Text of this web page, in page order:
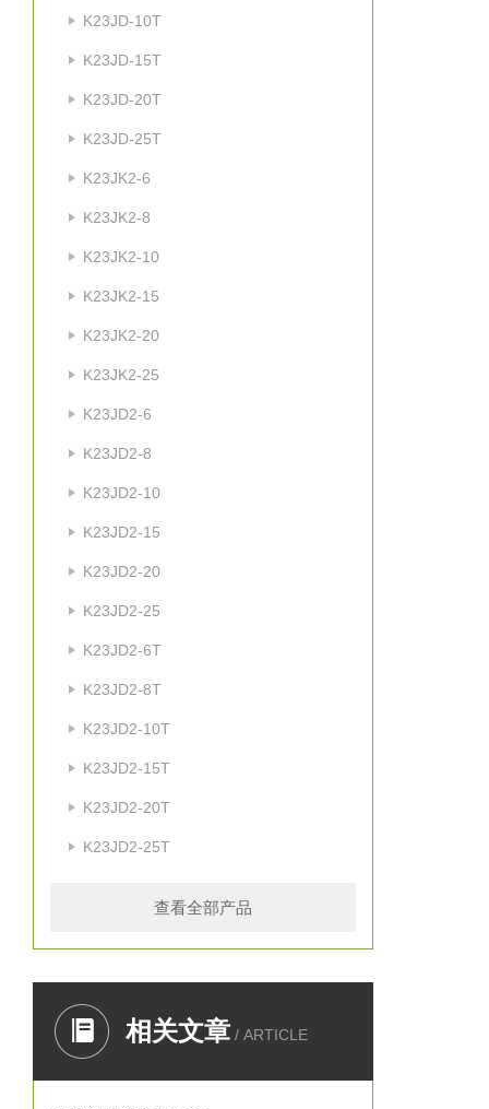
K23JD-10T
K23JD-15T
K23JD-20T
K23JD-25T
K23JK2-6
K23JK2-8
K23JK2-10
K23JK2-15
K23JK2-20
K23JK2-25
K23JD2-6
K23JD2-8
K23JD2-10
K23JD2-15
K23JD2-20
K23JD2-25
K23JD2-6T
K23JD2-8T
K23JD2-10T
K23JD2-15T
K23JD2-20T
K23JD2-25T
查看全部产品
相关文章 / ARTICLE